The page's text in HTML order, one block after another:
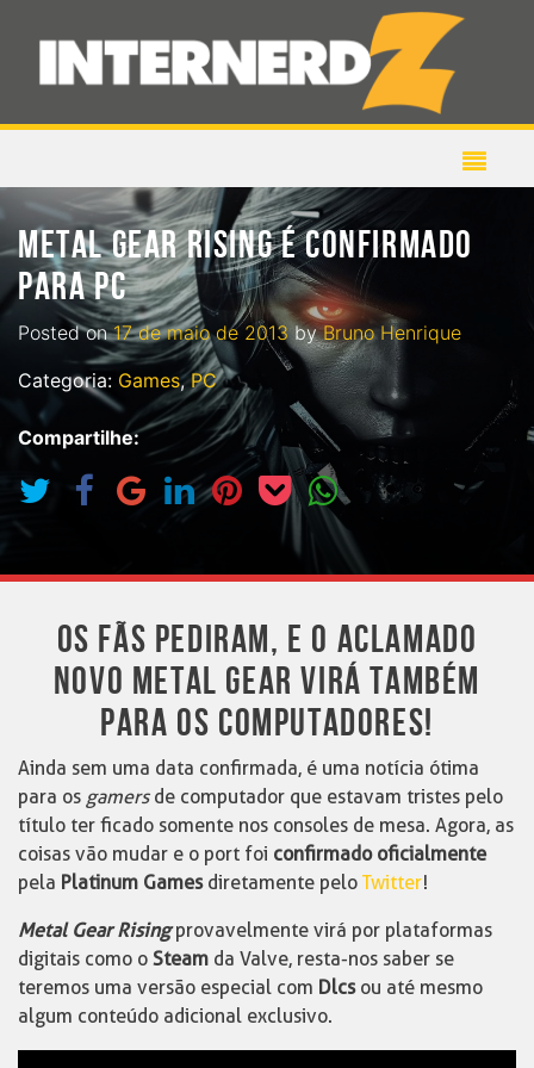
METAL GEAR RISING É CONFIRMADO
PARA PC
Posted on17 de maio de 2013byBruno Henrique
Categoria: Games,PC
Compartilhe:
OS FÃS PEDIRAM, E O ACLAMADO
NOVO METAL GEAR VIRÁ TAMBÉM
PARA OS COMPUTADORES!
Ainda sem uma data confirmada, é uma notícia ótima
para os gamersde computador que estavam tristes pelo
título ter ficado somente nos consoles de mesa. Agora, as
coisas vão mudar e o port foi confirmado oficialmente
pela Platinum Gamesdiretamente pelo Twitter!
Metal Gear Rising provavelmente virá por plataformas
digitais como o Steam da Valve, resta-nos saber se
teremos uma versão especial com Dlcsou até mesmo
algum conteúdo adicional exclusivo.